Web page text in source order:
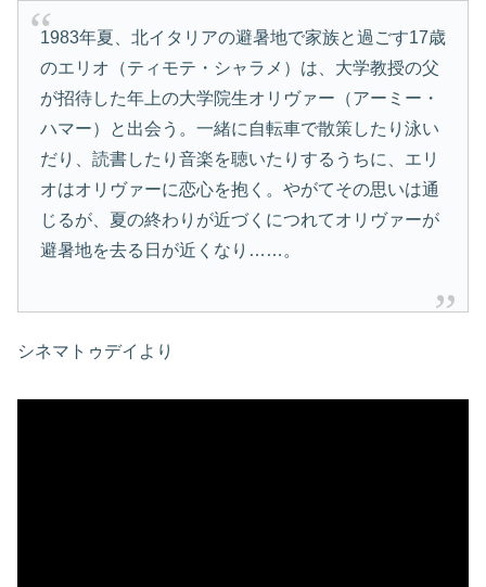
1983年夏、北イタリアの避暑地で家族と過ごす17歳
のエリオ（ティモテ・シャラメ）は、大学教授の父
が招待した年上の大学院生オリヴァー（アーミー・
ハマー）と出会う。一緒に自転車で散策したり泳い
だり、読書したり音楽を聴いたりするうちに、エリ
オはオリヴァーに恋心を抱く。やがてその思いは通
じるが、夏の終わりが近づくにつれてオリヴァーが
避暑地を去る日が近くなり……。
シネマトゥデイより